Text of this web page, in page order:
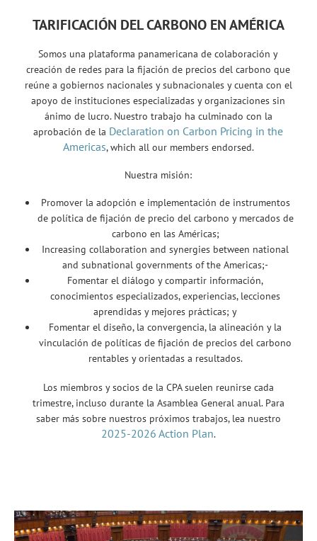
TARIFICACIÓN DEL CARBONO EN AMÉRICA
Somos una plataforma panamericana de colaboración y
creación de redes para la fijación de precios del carbono que
reúne a gobiernos nacionales y subnacionales y cuenta con el
apoyo de instituciones especializadas y organizaciones sin
ánimo de lucro. Nuestro trabajo ha culminado con la
aprobación de la Declaration on Carbon Pricing in the
Americas, which all our members endorsed.
Nuestra misión:
Promover la adopción e implementación de instrumentos
de política de fijación de precio del carbono y mercados de
carbono en las Américas;
Increasing collaboration and synergies between national
and subnational governments of the Americas;-
Fomentar el diálogo y compartir información,
conocimientos especializados, experiencias, lecciones
aprendidas y mejores prácticas; y
Fomentar el diseño, la convergencia, la alineación y la
vinculación de políticas de fijación de precios del carbono
rentables y orientadas a resultados.
Los miembros y socios de la CPA suelen reunirse cada
trimestre, incluso durante la Asamblea General anual. Para
saber más sobre nuestros próximos trabajos, lea nuestro
2025-2026 Action Plan.